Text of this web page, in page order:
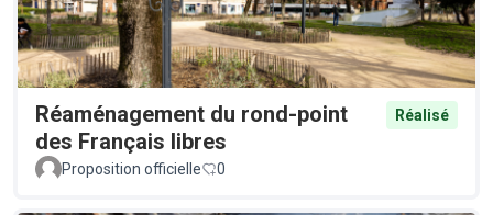
Réaménagement du rond-point
des Français libres
Réalisé
Proposition officielle 0